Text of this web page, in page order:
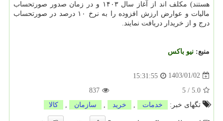
هستند) مکلف اند از آغاز سال ۱۴۰۳ و در زمان صدور صورتحساب
مالیات و عوارض ارزش افزوده را به نرخ ۱۰ درصد در صورتحساب
درج و از خریدار دریافت نمایند.
منبع: نیو باكس
1403/01/02
15:31:55
5.0
/
5
837
تگهای خبر:
خدمات , خرید , سازمان , كالا